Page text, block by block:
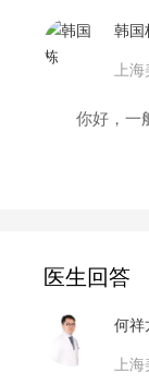
韩国
上
你好，一般
医生回答
何祥
上